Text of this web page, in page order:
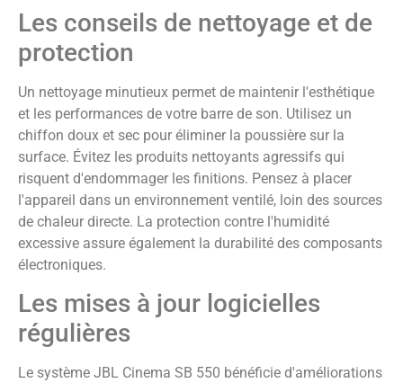
Les conseils de nettoyage et de
protection
Un nettoyage minutieux permet de maintenir l'esthétique
et les performances de votre barre de son. Utilisez un
chiffon doux et sec pour éliminer la poussière sur la
surface. Évitez les produits nettoyants agressifs qui
risquent d'endommager les finitions. Pensez à placer
l'appareil dans un environnement ventilé, loin des sources
de chaleur directe. La protection contre l'humidité
excessive assure également la durabilité des composants
électroniques.
Les mises à jour logicielles
régulières
Le système JBL Cinema SB 550 bénéficie d'améliorations